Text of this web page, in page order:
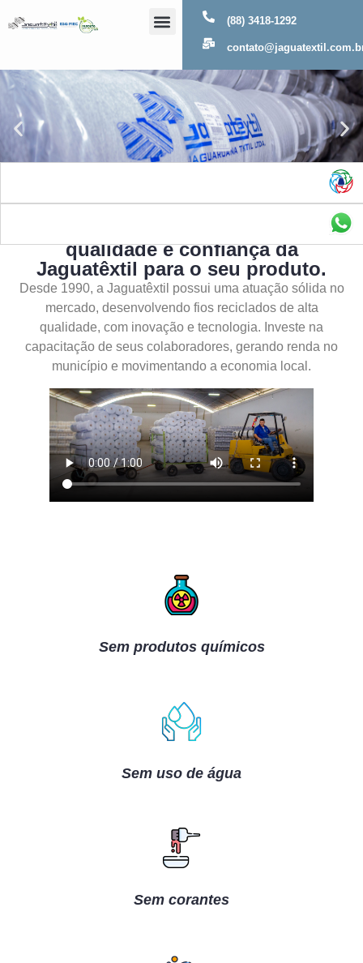
(88) 3418-1292
qualidade e confiança da
Jaguatêxtil para o seu produto.
Desde 1990, a Jaguatêxtil possui uma atuação sólida no
mercado, desenvolvendo fios reciclados de alta
qualidade, com inovação e tecnologia. Investe na
capacitação de seus colaboradores, gerando renda no
município e movimentando a economia local.
Sem produtos químicos
Sem uso de água
Sem corantes